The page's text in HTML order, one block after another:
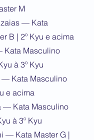
M
— Kata
B | 2º Kyu e acima
Kata Masculino
à 3º Kyu
— Kata Masculino
e acima
— Kata Masculino
à 3º Kyu
— Kata Master G |